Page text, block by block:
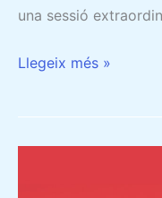
una sessió
Llegeix més »